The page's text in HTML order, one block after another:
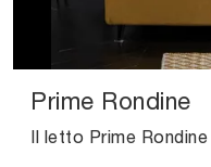
Prime Rondine